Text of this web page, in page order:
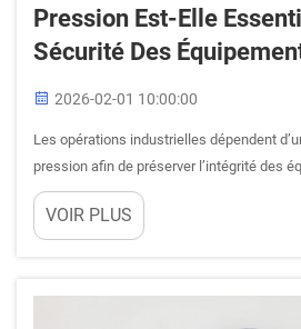
Pression Est-Elle
Sécurité Des
2026-02-01 10:00:00
Les opérations industrielles dépendent
pression afin de préserver l’intégrité des
des opérations. Lorsque la pression en
conception des composants situés en
VOIR PLUS